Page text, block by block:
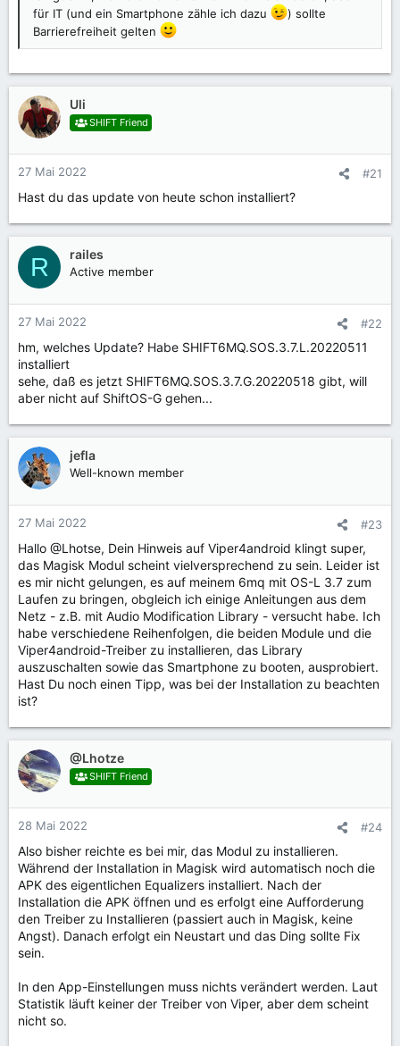
für IT (und ein Smartphone zähle ich dazu
) sollte
Barrierefreiheit gelten
Uli
SHIFT Friend
27 Mai 2022 #21
Hast du das update von heute schon installiert?
R railes
Active member
27 Mai 2022 #22
hm, welches Update? Habe SHIFT6MQ.SOS.3.7.L.20220511
installiert
sehe, daß es jetzt SHIFT6MQ.SOS.3.7.G.20220518 gibt, will
aber nicht auf ShiftOS-G gehen...
jefla
Well-known member
27 Mai 2022 #23
Hallo @Lhotse, Dein Hinweis auf Viper4android klingt super,
das Magisk Modul scheint vielversprechend zu sein. Leider ist
es mir nicht gelungen, es auf meinem 6mq mit OS-L 3.7 zum
Laufen zu bringen, obgleich ich einige Anleitungen aus dem
Netz - z.B. mit Audio Modification Library - versucht habe. Ich
habe verschiedene Reihenfolgen, die beiden Module und die
Viper4android-Treiber zu installieren, das Library
auszuschalten sowie das Smartphone zu booten, ausprobiert.
Hast Du noch einen Tipp, was bei der Installation zu beachten
ist?
@Lhotze
SHIFT Friend
28 Mai 2022 #24
Also bisher reichte es bei mir, das Modul zu installieren.
Während der Installation in Magisk wird automatisch noch die
APK des eigentlichen Equalizers installiert. Nach der
Installation die APK öffnen und es erfolgt eine Aufforderung
den Treiber zu Installieren (passiert auch in Magisk, keine
Angst). Danach erfolgt ein Neustart und das Ding sollte Fix
sein.
In den App-Einstellungen muss nichts verändert werden. Laut
Statistik läuft keiner der Treiber von Viper, aber dem scheint
nicht so.